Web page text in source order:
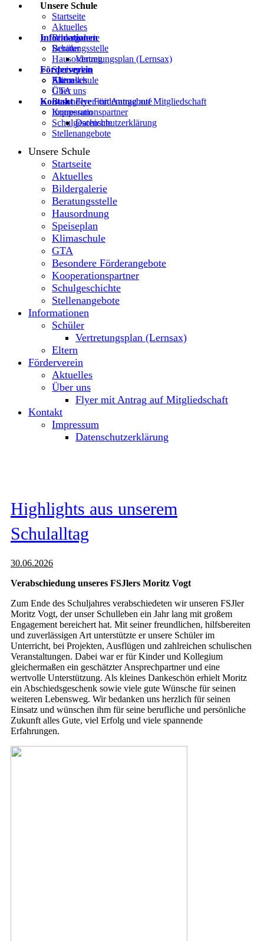
Unsere Schule
Startseite
Aktuelles
Bildergalerie
Beratungsstelle
Hausordnung
Speiseplan
Klimaschule
GTA
Besondere Förderangebote
Kooperationspartner
Schulgeschichte
Stellenangebote
Informationen
Schüler
Vertretungsplan (Lernsax)
Eltern
Förderverein
Aktuelles
Über uns
Flyer mit Antrag auf Mitgliedschaft
Kontakt
Impressum
Datenschutzerklärung
Unsere Schule
Startseite
Aktuelles
Bildergalerie
Beratungsstelle
Hausordnung
Speiseplan
Klimaschule
GTA
Besondere Förderangebote
Kooperationspartner
Schulgeschichte
Stellenangebote
Informationen
Schüler
Vertretungsplan (Lernsax)
Eltern
Förderverein
Aktuelles
Über uns
Flyer mit Antrag auf Mitgliedschaft
Kontakt
Impressum
Datenschutzerklärung
Highlights aus unserem
Schulalltag
30.06.2026
Verabschiedung unseres FSJlers Moritz Vogt
Zum Ende des Schuljahres verabschiedeten wir unseren FSJler
Moritz Vogt, der unser Schulleben ein Jahr lang mit großem
Engagement bereichert hat. Mit seiner freundlichen, hilfsbereiten
und zuverlässigen Art unterstützte er unsere Schüler im
Unterricht, bei Projekten, Ausflügen und zahlreichen schulischen
Veranstaltungen. Dabei war er für Kinder und Kollegium
gleichermaßen ein geschätzter Ansprechpartner und eine
wertvolle Unterstützung. Als kleines Dankeschön erhielt Moritz
ein Abschiedsgeschenk sowie viele gute Wünsche für seinen
weiteren Lebensweg. Wir bedanken uns herzlich für seinen
Einsatz und wünschen ihm für seine berufliche und persönliche
Zukunft alles Gute, viel Erfolg und viele spannende
Erfahrungen.